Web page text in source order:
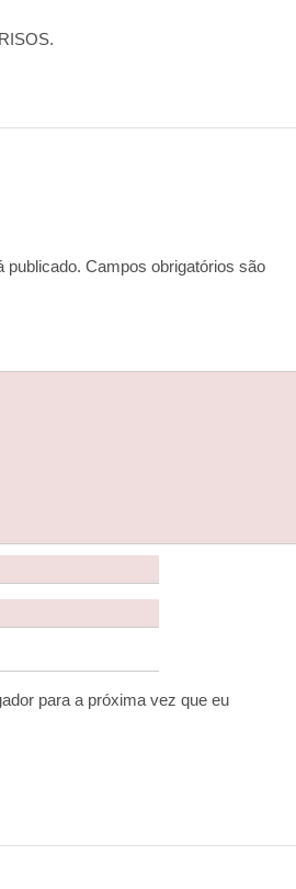
publicado. Campos obrigatórios são
para a próxima vez que eu